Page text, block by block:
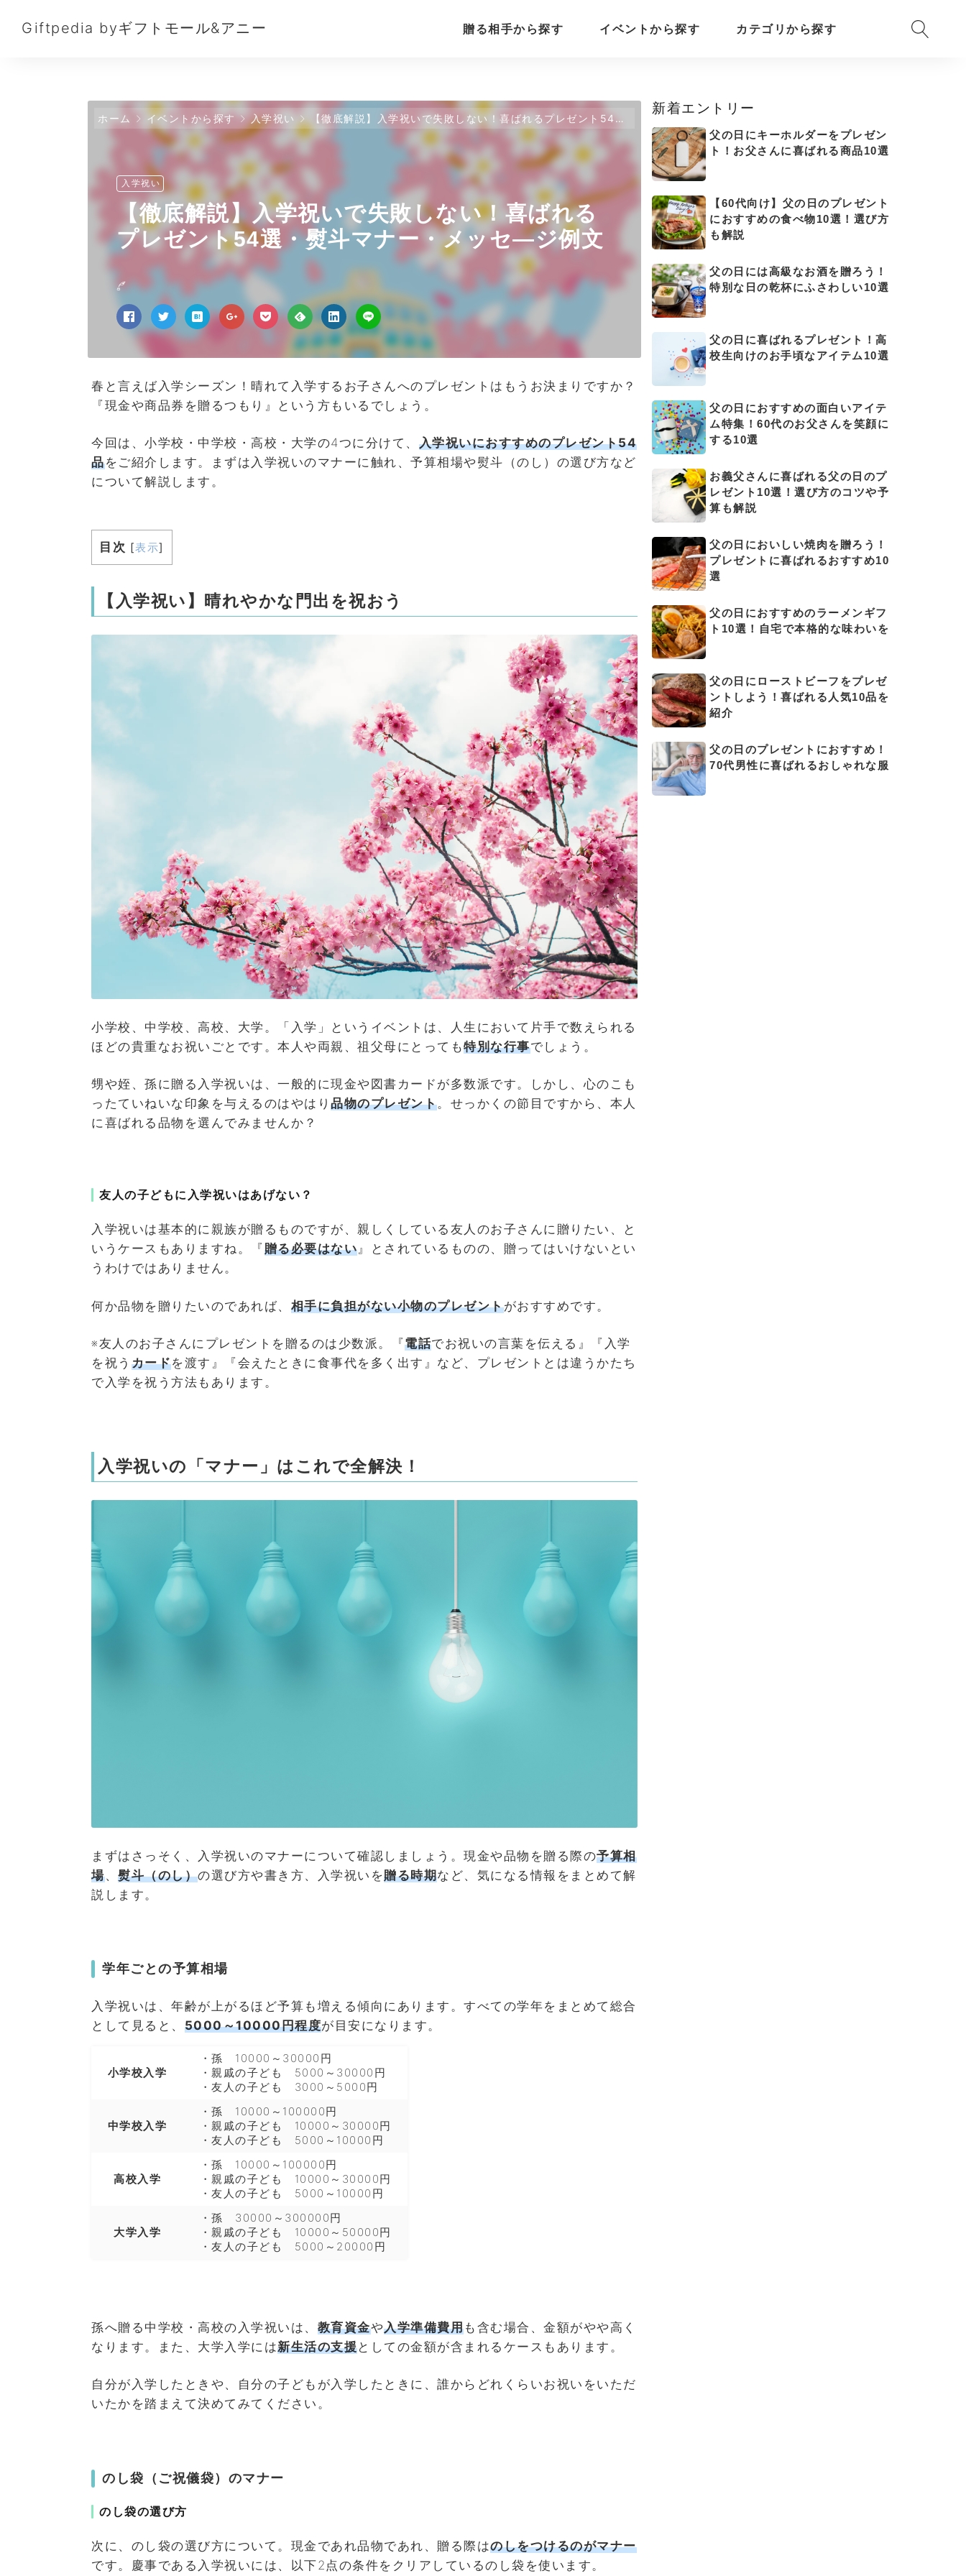
Giftpedia byギフトモール&アニー 贈る相手から探す イベントから探す カテゴリから探す
ホーム イベントから探す 入学祝い 【徹底解説】入学祝いで失敗しない！喜ばれるプレゼント54選・熨斗マナー・メッセ―ジ例文
入学祝い
【徹底解説】入学祝いで失敗しない！喜ばれる
プレゼント54選・熨斗マナー・メッセ―ジ例文
春と言えば入学シーズン！晴れて入学するお子さんへのプレゼントはもうお決まりですか？
『現金や商品券を贈るつもり』という方もいるでしょう。
今回は、小学校・中学校・高校・大学の4つに分けて、 入学祝いにおすすめのプレゼント54
品をご紹介します。まずは入学祝いのマナーに触れ、予算相場や熨斗（のし）の選び方など
について解説します。
目次 [表示]
【入学祝い】晴れやかな門出を祝おう
小学校、中学校、高校、大学。「入学」というイベントは、人生において片手で数えられる
ほどの貴重なお祝いごとです。本人や両親、祖父母にとっても特別な行事でしょう。
甥や姪、孫に贈る入学祝いは、一般的に現金や図書カードが多数派です。しかし、心のこも
ったていねいな印象を与えるのはやはり 品物のプレゼント。せっかくの節目ですから、本人
に喜ばれる品物を選んでみませんか？
友人の子どもに入学祝いはあげない？
入学祝いは基本的に親族が贈るものですが、親しくしている友人のお子さんに贈りたい、と
いうケースもありますね。『 贈る必要はない』とされているものの、贈ってはいけないとい
うわけではありません。
何か品物を贈りたいのであれば、 相手に負担がない小物のプレゼントがおすすめです。
※友人のお子さんにプレゼントを贈るのは少数派。『電話でお祝いの言葉を伝える』『入学
を祝う カードを渡す』『会えたときに食事代を多く出す』など、プレゼントとは違うかたち
で入学を祝う方法もあります。
入学祝いの「マナー」はこれで全解決！
まずはさっそく、入学祝いのマナーについて確認しましょう。現金や品物を贈る際の予算相
場、 熨斗（のし）の選び方や書き方、入学祝いを贈る時期など、気になる情報をまとめて解
説します。
学年ごとの予算相場
入学祝いは、年齢が上がるほど予算も増える傾向にあります。すべての学年をまとめて総合
として見ると、 5000～10000円程度が目安になります。
小学校入学
・孫 10000～30000円
・親戚の子ども 5000～30000円
・友人の子ども 3000～5000円
中学校入学
・孫 10000～100000円
・親戚の子ども 10000～30000円
・友人の子ども 5000～10000円
高校入学
・孫 10000～100000円
・親戚の子ども 10000～30000円
・友人の子ども 5000～10000円
大学入学
・孫 30000～300000円
・親戚の子ども 10000～50000円
・友人の子ども 5000～20000円
孫へ贈る中学校・高校の入学祝いは、 教育資金や入学準備費用も含む場合、金額がやや高く
なります。また、大学入学には新生活の支援としての金額が含まれるケースもあります。
自分が入学したときや、自分の子どもが入学したときに、誰からどれくらいお祝いをいただ
いたかを踏まえて決めてみてください。
のし袋（ご祝儀袋）のマナー
のし袋の選び方
次に、のし袋の選び方について。現金であれ品物であれ、贈る際はのしをつけるのがマナー
です。慶事である入学祝いには、以下2点の条件をクリアしているのし袋を使います。
新着エントリー
父の日にキーホルダーをプレゼン
ト！お父さんに喜ばれる商品10選
【60代向け】父の日のプレゼント
におすすめの食べ物10選！選び方
も解説
父の日には高級なお酒を贈ろう！
特別な日の乾杯にふさわしい10選
父の日に喜ばれるプレゼント！高
校生向けのお手頃なアイテム10選
父の日におすすめの面白いアイテ
ム特集！60代のお父さんを笑顔に
する10選
お義父さんに喜ばれる父の日のプ
レゼント10選！選び方のコツや予
算も解説
父の日においしい焼肉を贈ろう！
プレゼントに喜ばれるおすすめ10
選
父の日におすすめのラーメンギフ
ト10選！自宅で本格的な味わいを
父の日にローストビーフをプレゼ
ントしよう！喜ばれる人気10品を
紹介
父の日のプレゼントにおすすめ！
70代男性に喜ばれるおしゃれな服